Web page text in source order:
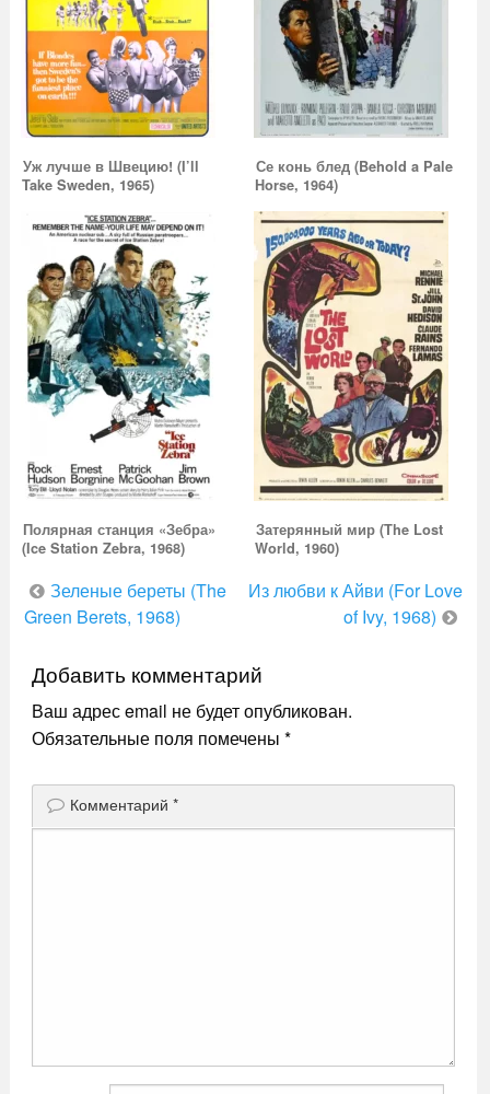
Уж лучше в Швецию! (I’ll
Take Sweden, 1965)
Се конь блед (Behold a Pale
Horse, 1964)
Полярная станция «Зебра»
(Ice Station Zebra, 1968)
Затерянный мир (The Lost
World, 1960)
Навигация
по
Зеленые береты (The
Green Berets, 1968)
Из любви к Айви (For Love
of Ivy, 1968)
Добавить комментарий
Ваш адрес email не будет опубликован.
Обязательные поля помечены *
Комментарий *